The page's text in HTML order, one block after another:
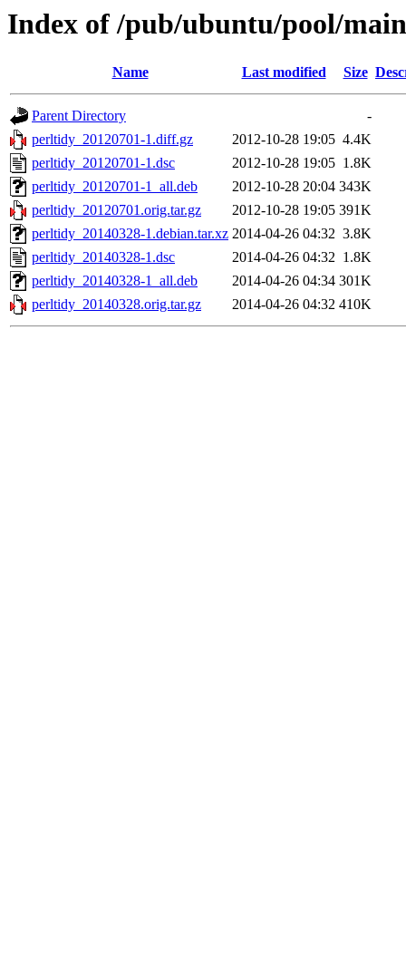
Index of /pub/ubuntu/pool/
Name Last modified Size
Parent Directory
-
perltidy_20120701-1.diff.gz
2012-10-28 19:05 4.4K
perltidy_20120701-1.dsc
2012-10-28 19:05 1.8K
perltidy_20120701-1_all.deb
2012-10-28 20:04 343K
perltidy_20120701.orig.tar.gz
2012-10-28 19:05 391K
perltidy_20140328-1.debian.tar.xz 2014-04-26 04:32 3.8K
perltidy_20140328-1.dsc
2014-04-26 04:32 1.8K
perltidy_20140328-1_all.deb
2014-04-26 04:34 301K
perltidy_20140328.orig.tar.gz
2014-04-26 04:32 410K